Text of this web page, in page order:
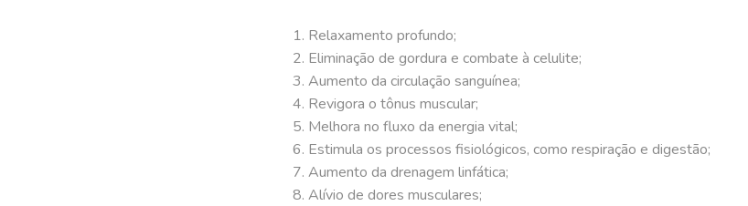
Relaxamento profundo;
Eliminação de gordura e combate à celulite;
Aumento da circulação sanguínea;
Revigora o tônus muscular;
Melhora no fluxo da energia vital;
Estimula os processos fisiológicos, como respiração e digestão;
Aumento da drenagem linfática;
Alívio de dores musculares;